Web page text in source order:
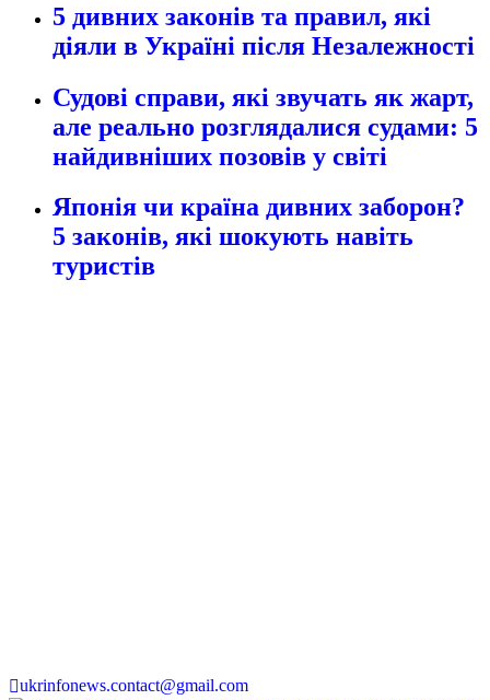
5 дивних законів та правил, які
діяли в Україні після Незалежності
Судові справи, які звучать як жарт,
але реально розглядалися судами: 5
найдивніших позовів у світі
Японія чи країна дивних заборон?
5 законів, які шокують навіть
туристів
ukrinfonews.contact@gmail.com